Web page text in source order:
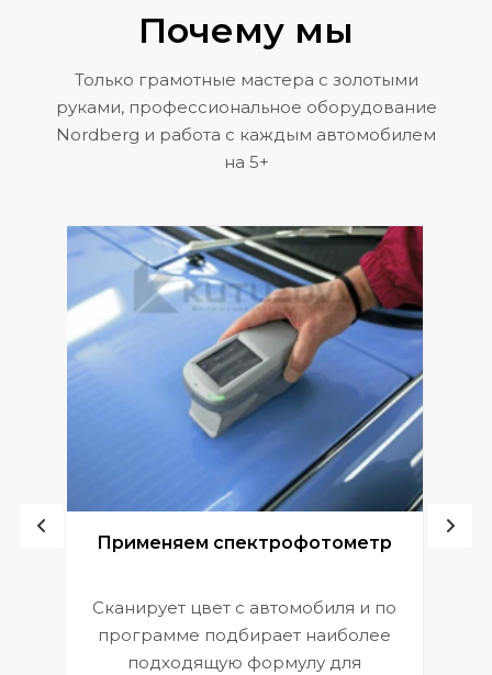
Почему мы
Только грамотные мастера с золотыми
руками, профессиональное оборудование
Nordberg и работа с каждым автомобилем
на 5+
Применяем спектрофотометр
Сканирует цвет с автомобиля и по
программе подбирает наиболее
подходящую формулу для